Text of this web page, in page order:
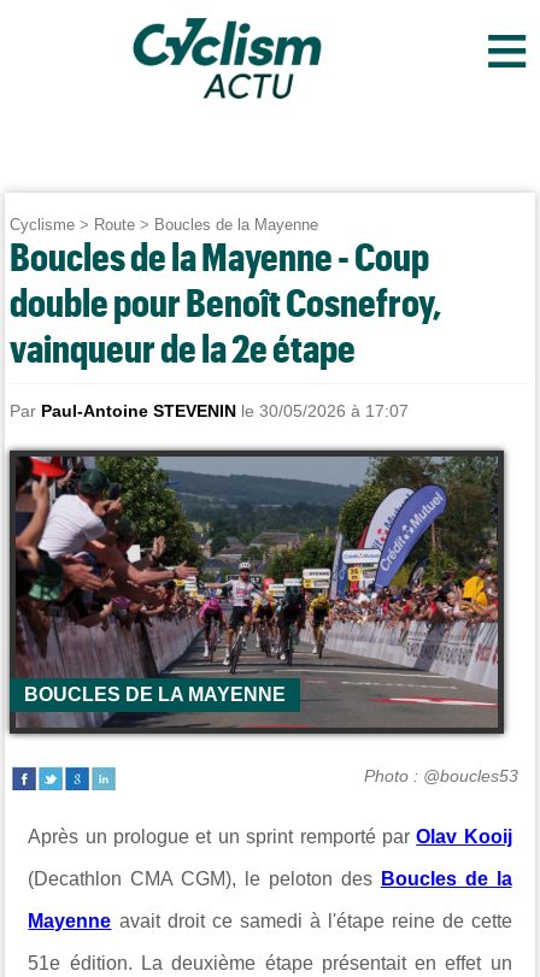
≡
Cyclisme > Route > Boucles de la Mayenne
Boucles de la Mayenne - Coup
double pour Benoît Cosnefroy,
vainqueur de la 2e étape
Par Paul-Antoine STEVENIN le 30/05/2026 à 17:07
BOUCLES DE LA MAYENNE
Photo : @boucles53
Après un prologue et un sprint remporté parOlav Kooij
(Decathlon CMA CGM), le peloton des Boucles de la
Mayenne avait droit ce samedi à l'étape reine de cette
51e édition. La deuxième étape présentait en effet un